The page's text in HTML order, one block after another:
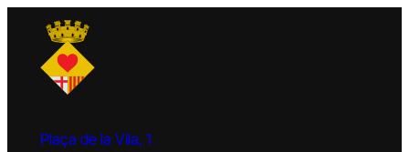
Plaça de la Vila, 1